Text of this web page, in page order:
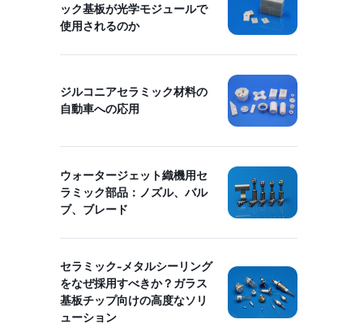
ック基板が光学モジュールで
使用されるのか
ジルコニアセラミック材料の
自動車への応用
ウォータージェット織機用セ
ラミック部品：ノズル、バル
ブ、ブレード
セラミック-メタルシーリング
をなぜ採用すべきか？ガラス
基板チップ向けの高度なソリ
ューション